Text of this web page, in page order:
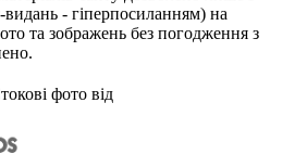
- гіперпосиланням) на
та зображень без погодження з
фото від